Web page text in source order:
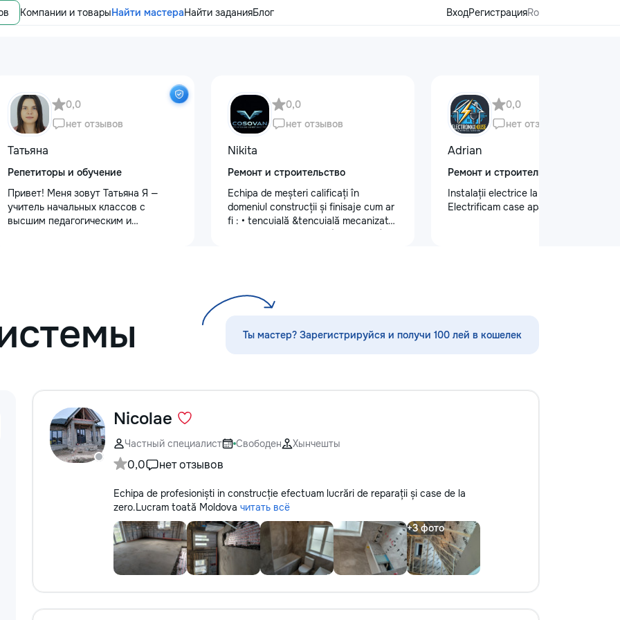
Компании и товарыНайти мастераНайти заданияБлог ВходРегистрацияRo
0,0
нет отзывов
Татьяна
Репетиторы и обучение
Привет! Меня зовут Татьяна Я —
учитель начальных классов с
высшим педагогическим и
ориентировка в пространстве,
моторика ✨ подготовка руки к
обучению Для школьников (1–4
классы): ⭐️ помощь по русскому
языку, математике, чтению и
письму ⭐️ работа с трудностями в
обучении ⭐️ коррекция чтения,
развитие речи Каждый ребёнок
именно к вашему! Занятия проходят
весело, динамично, с любовью к
детям и заботой об их развитии.
Пишите в личные сообщения или
звоните: 📱 +37060597613 Обучение
— это интересно! Давайте
малыш заслуживает лучшего!
0,0
нет отзывов
Nikita
Ремонт и строительство
Echipa de meșteri calificați în
domeniul construcții și finisaje cum ar
fi : • tencuială &tencuială mecanizată
•Gresie și faianță •Electicitate
0,0
нет отзывов
Adrian
Ремонт и строительство
Instalații electrice la cel mai înalt nivel
Electrificam case apartamente oficii
Ты мастер? Зарегистрируйся и получи 100 лей в кошелек
Nicolae
Частный специалист Свободен Хынчешты
0,0 нет отзывов
Echipa de profesioniști in construcție efectuam lucrări de reparații și case de la
zero.Lucram toată Moldova читать всё